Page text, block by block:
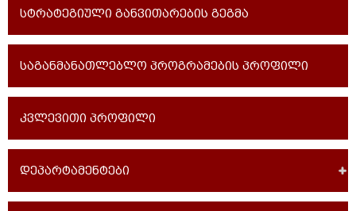
სტრატეგიული განვითარების გეგმა
საგანმანათლებლო პროგრამების პროფილი
კვლევითი პროფილი
დეპარტამენტები